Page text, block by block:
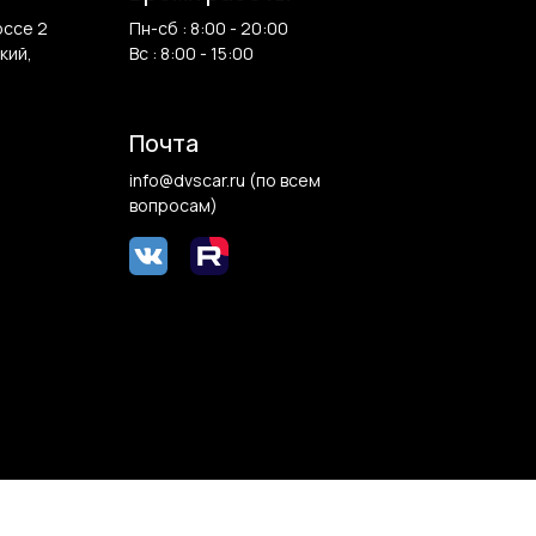
2
Пн-сб : 8:00 - 20:00
Вс : 8:00 - 15:00
Почта
info@dvscar.ru (по всем
вопросам)